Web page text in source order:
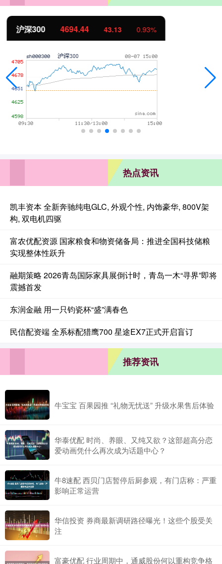
北证50 1134.24 11.37
热点资讯
凯丰资本 全新奔驰纯电GLC, 外观个性, 内饰豪华, 800V架
构, 双电机四驱
富农优配资源 国家粮食和物资储备局：推进全国科技储粮
实现整体性跃升
融期策略 2026青岛国际家具展倒计时，青岛一木“寻界”即将
震撼首发
东润金融 用一只钧瓷杯“盛”满春色
民信配资端 全系标配猎鹰700 星途EX7正式开启盲订
推荐资讯
牛宝宝 百果园推 “礼物无忧送” 升级水果售后体验
华泰优配 时尚、养眼、又纯又欲？这部超高分恋
爱动画凭什么再次成为话题中心？
牛8速配 西贝门店暂停后厨参观，有门店称：严重
影响正常运营
华信投资 券商最新调研路径曝光！这些个股受关
注
富豪优配 行业周期中，通威股份何以重构竞争格